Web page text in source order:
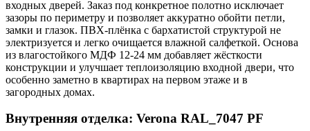
входных дверей. Заказ под конкретное полотно исключает
зазоры по периметру и позволяет аккуратно обойти петли,
замки и глазок. ПВХ-плёнка с бархатистой структурой не
электризуется и легко очищается влажной салфеткой. Основа
из влагостойкого МДФ 12-24 мм добавляет жёсткости
конструкции и улучшает теплоизоляцию входной двери, что
особенно заметно в квартирах на первом этаже и в
загородных домах.
Внутренняя отделка: Verona RAL_7047 PF